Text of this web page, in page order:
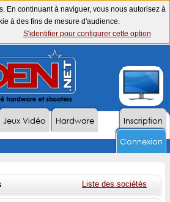
En continuant à naviguer, vous nous autorisez à
à des fins de mesure d'audience.
S'identifier pour configurer cette option
Inscription
Jeux Vidéo
Hardware
Connexion
Liste des sociétés